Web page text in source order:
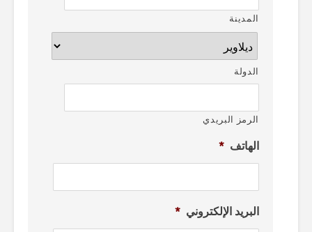
المدينة
الدولة
الرمز البريدي
الهاتف *
البريد الإلكتروني *